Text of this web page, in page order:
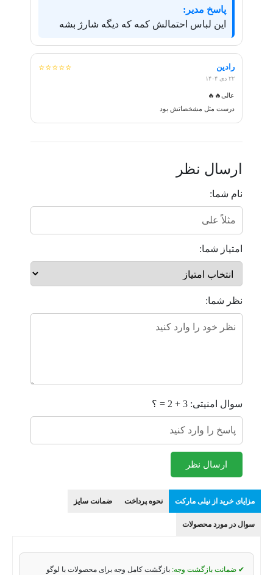
پاسخ مدیر:
این لباس احتمالش کمه که دیگه شارژ بشه
رادین
۲۲ دی ۱۴۰۴
⭐⭐⭐⭐⭐
عالی🔥🔥
درست مثل مشخصاتش بود
ارسال نظر
نام شما:
امتیاز شما:
نظر شما:
سوال امنیتی: 3 + 2 = ؟
ارسال نظر
مزایای خرید از نیلی مارکت نحوه پرداخت ضمانت سایز
سوال در مورد محصولات
✔ ضمانت بازگشت وجه: بازگشت کامل وجه برای محصولات با لوگو